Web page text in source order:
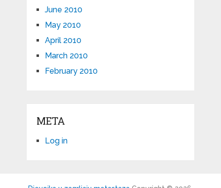
June 2010
May 2010
April 2010
March 2010
February 2010
META
Log in